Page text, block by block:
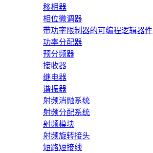
移相器
相位微调器
带功率限制器的可编程逻辑器件
功率分配器
预分频器
接收器
继电器
谐振器
射频消融系统
射频分配系统
射频模块
射频旋转接头
短路短接线